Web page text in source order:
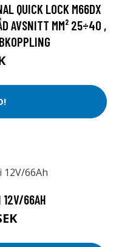
QUICK LOCK M66DX
AVSNITT MM² 25÷40 ,
12V/66AH